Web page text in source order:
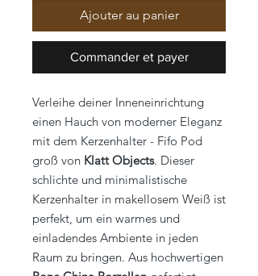
Ajouter au panier
Commander et payer
Verleihe deiner Inneneinrichtung
einen Hauch von moderner Eleganz
mit dem Kerzenhalter - Fifo Pod
groß von Klatt Objects. Dieser
schlichte und minimalistische
Kerzenhalter in makellosem Weiß ist
perfekt, um ein warmes und
einladendes Ambiente in jeden
Raum zu bringen. Aus hochwertigen